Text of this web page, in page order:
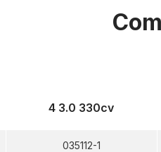
4 3.0 330cv
035112-1